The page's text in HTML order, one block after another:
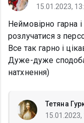
15.01.2023,
Неймовірно гарна і
розлучатися з
Все так гарно і
Дуже-дуже
натхнення)
Тетяна
15.01.2023,